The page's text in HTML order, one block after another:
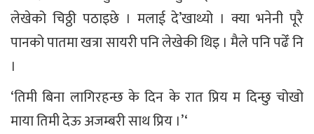
लेखेको चिठ्ठी पठाइछे । मलाई दे’खाथ्यो । क्या भनेनी पूरै
पानको पातमा खत्रा सायरी पनि लेखेकी थिइ । मैले पनि पढेँ नि
।
‘तिमी बिना लागिरहन्छ के दिन के रात प्रिय म दिन्छु चोखो
माया तिमी देऊ अजम्बरी साथ प्रिय ।’‘